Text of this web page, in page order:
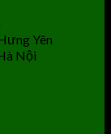
Yên
Nội